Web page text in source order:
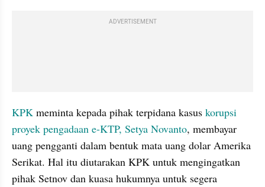
ADVERTISEMENT
KPK meminta kepada pihak terpidana kasus korupsi
proyek pengadaan e-KTP, Setya Novanto, membayar
uang pengganti dalam bentuk mata uang dolar Amerika
Serikat. Hal itu diutarakan KPK untuk mengingatkan
pihak Setnov dan kuasa hukumnya untuk segera